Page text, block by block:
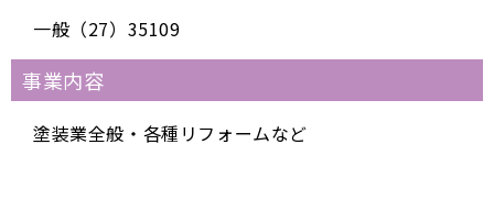
一般（27）35109
事業内容
塗装業全般・各種リフォームなど